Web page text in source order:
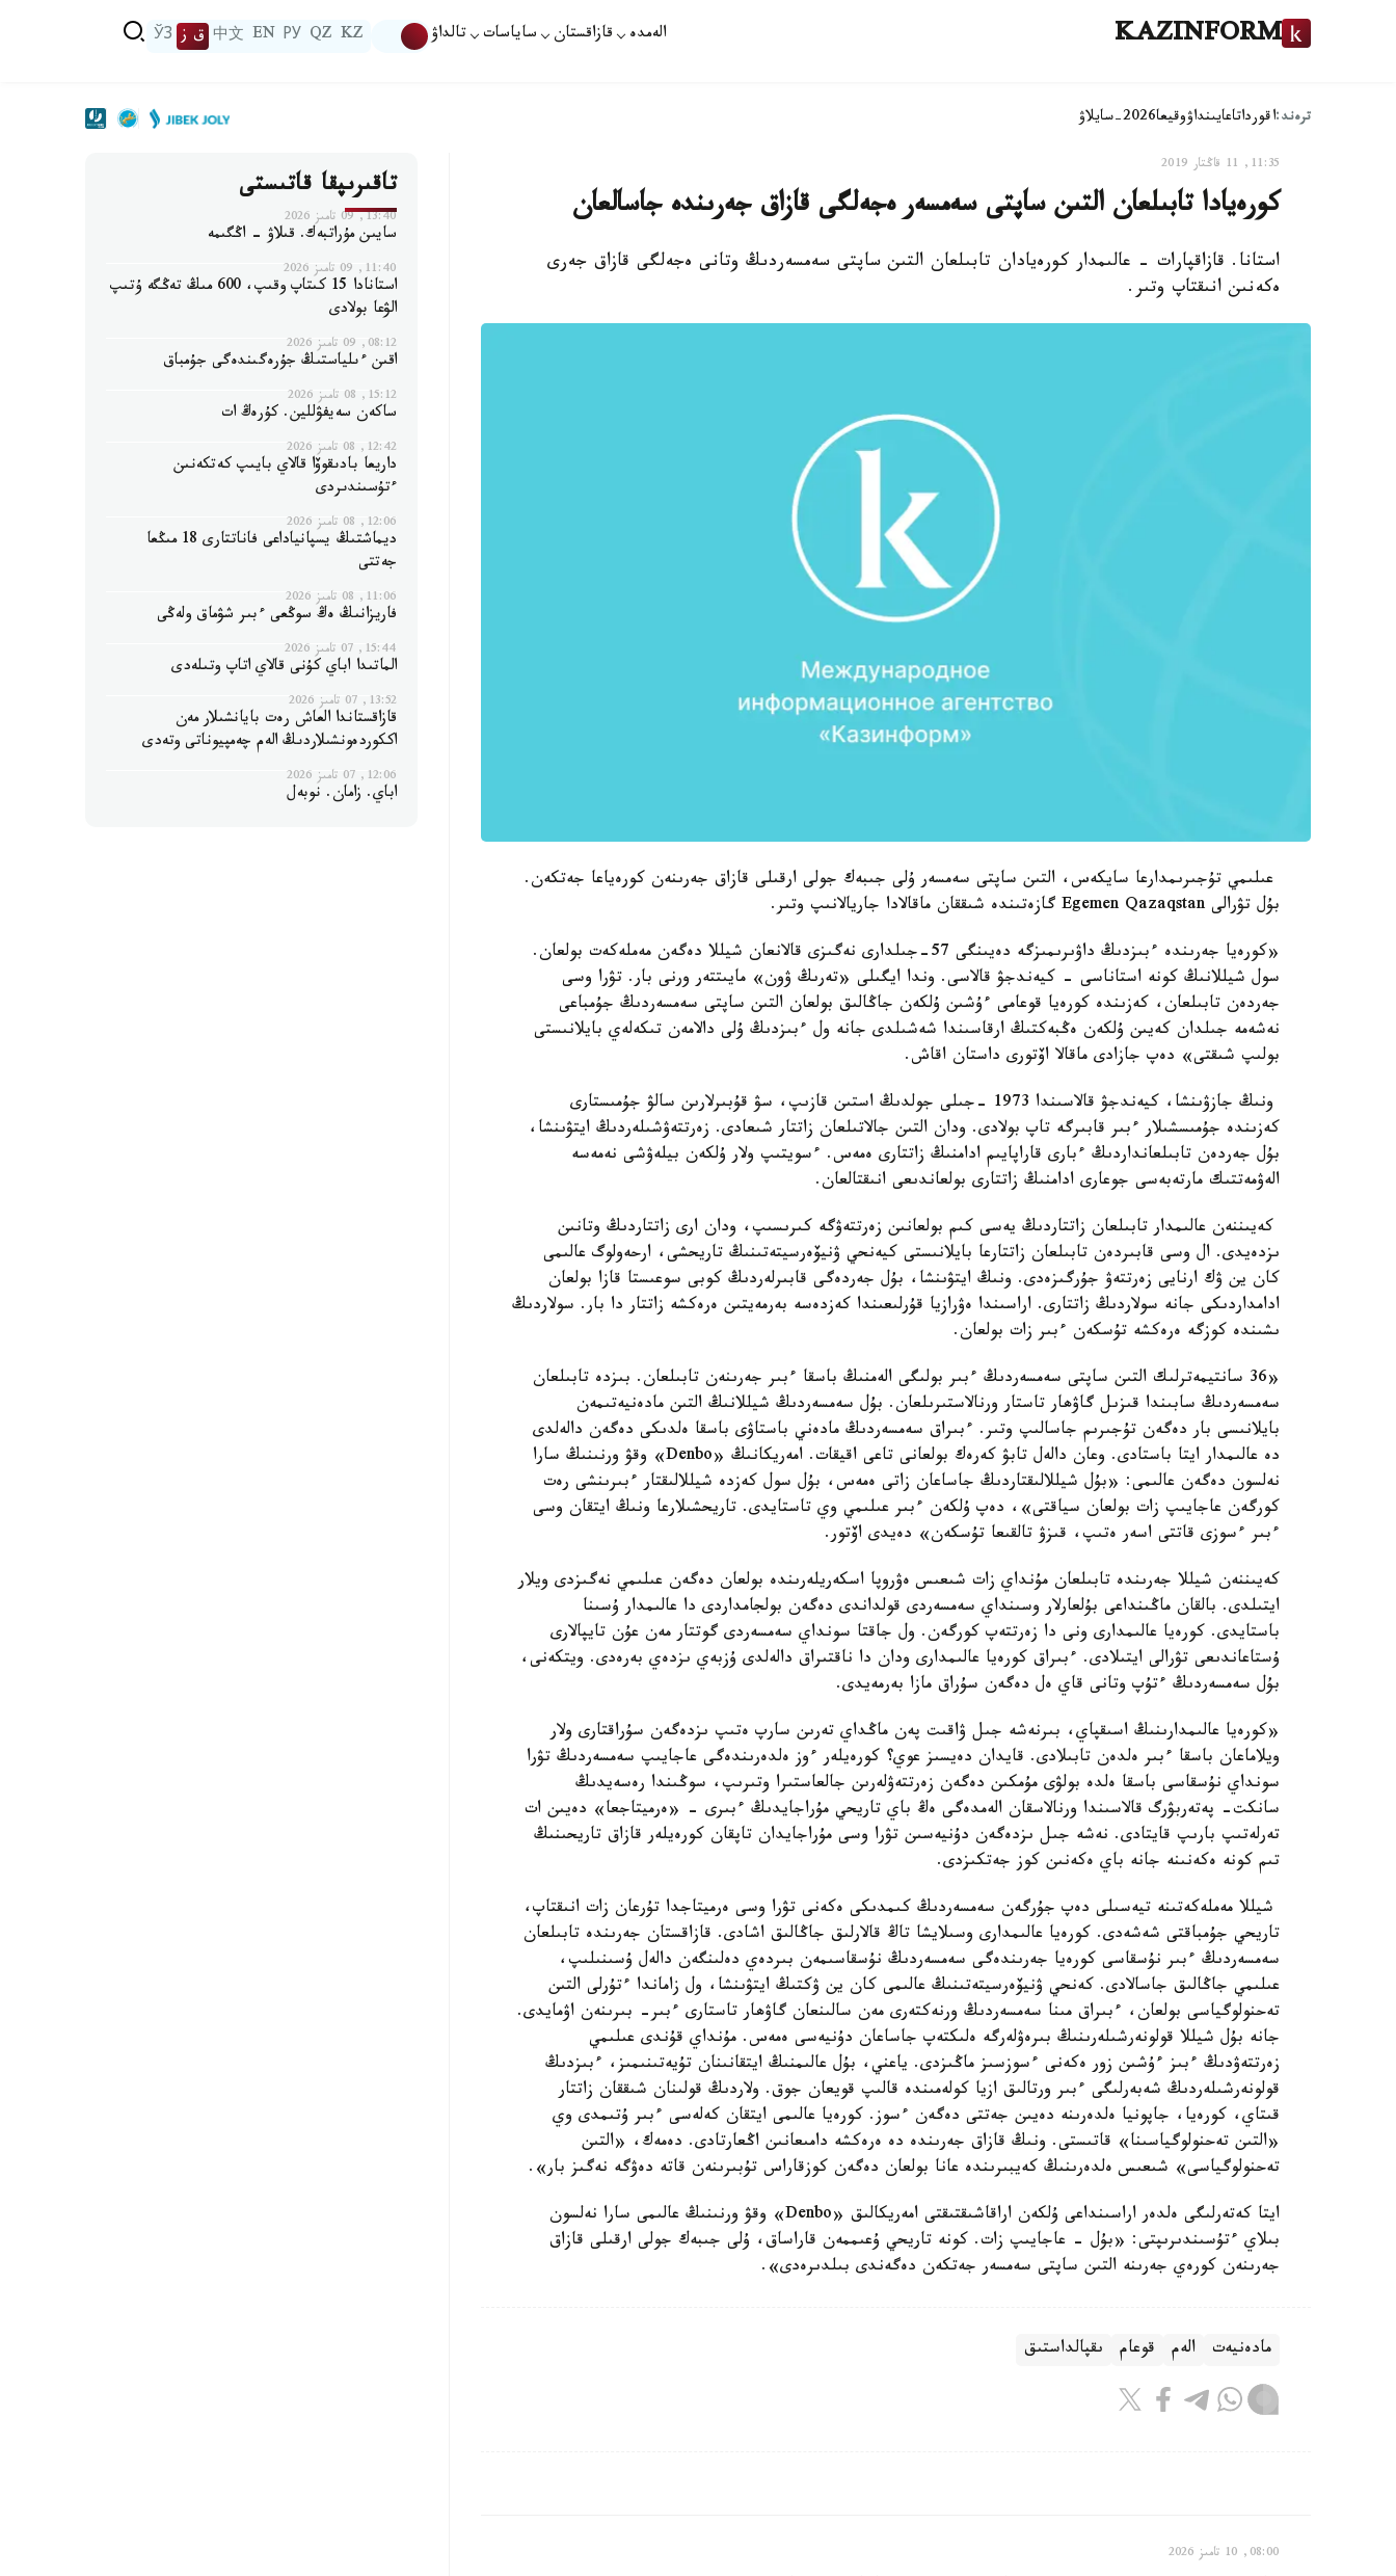
KAZINFORM الەمدە قازاقستان ساياسات تالداۋ KZ
QZ
РУ
EN
中文 ق ز ЎЗ
ترەند:اقورداتاعايىنداۋوقيعا2026-سايلاۋ
11:35, 11 قاڭتار 2019
كورەيادا تابىلعان التىن ساپتى سەمسەر ەجەلگى قازاق جەرىندە جاسالعان
استانا. قازاقپارات - عالىمدار كورەيادان تابىلعان التىن ساپتى سەمسەردىڭ وتانى ەجەلگى قازاق جەرى
ەكەنىن انىقتاپ وتىر.
عىلىمي تۇجىرىمدارعا سايكەس، التىن ساپتى سەمسەر ۇلى جىبەك جولى ارقىلى قازاق جەرىنەن كورەياعا جەتكەن.
بۇل تۋرالى Egemen Qazaqstan گازەتىندە شىققان ماقالادا جاريالانىپ وتىر.
«كورەيا جەرىندە ءبىزدىڭ داۋىرىمىزگە دەيىنگى 57-جىلدارى نەگىزى قالانعان شيللا دەگەن مەملەكەت بولعان.
سول شيللانىڭ كونە استاناسى - كيەندجۋ قالاسى. وندا ايگىلى «تەرىڭ ۋون» مايىتتەر ورنى بار. تۋرا وسى
جەردەن تابىلعان، كەزىندە كورەيا قوعامى ءۇشىن ۇلكەن جاڭالىق بولعان التىن ساپتى سەمسەردىڭ جۇمباعى
نەشەمە جىلدان كەيىن ۇلكەن ەڭبەكتىڭ ارقاسىندا شەشىلدى جانە ول ءبىزدىڭ ۇلى دالامەن تىكەلەي بايلانىستى
بولىپ شىقتى» دەپ جازادى ماقالا اۆتورى داستان اقاش.
ونىڭ جازۋىنشا، كيەندجۋ قالاسىندا 1973 -جىلى جولدىڭ استىن قازىپ، سۋ قۇبىرلارىن سالۋ جۇمىستارى
كەزىندە جۇمىسشىلار ءبىر قابىرگە تاپ بولادى. ودان التىن جالاتىلعان زاتتار شىعادى. زەرتتەۋشىلەردىڭ ايتۋىنشا،
بۇل جەردەن تابىلعانداردىڭ ءبارى قاراپايىم ادامنىڭ زاتتارى ەمەس. ءسويتىپ ولار ۇلكەن بيلەۋشى نەمەسە
الەۋمەتتىك مارتەبەسى جوعارى ادامنىڭ زاتتارى بولعاندىعى انىقتالعان.
كەيىننەن عالىمدار تابىلعان زاتتاردىڭ يەسى كىم بولعانىن زەرتتەۋگە كىرىسىپ، ودان ارى زاتتاردىڭ وتانىن
ىزدەيدى. ال وسى قابىردەن تابىلعان زاتتارعا بايلانىستى كيەنحي ۋنيۆەرسيتەتىنىڭ تاريحشى، ارحەولوگ عالىمى
كان ين ۋك ارنايى زەرتتەۋ جۇرگىزەدى. ونىڭ ايتۋىنشا، بۇل جەردەگى قابىرلەردىڭ كوبى سوعىستا قازا بولعان
ادامداردىكى جانە سولاردىڭ زاتتارى. اراسىندا ەۋرازيا قۇرلىعىندا كەزدەسە بەرمەيتىن ەرەكشە زاتتار دا بار. سولاردىڭ
ىشىندە كوزگە ەرەكشە تۇسكەن ءبىر زات بولعان.
«36 سانتيمەترلىك التىن ساپتى سەمسەردىڭ ءبىر بولىگى الەمنىڭ باسقا ءبىر جەرىنەن تابىلعان. بىزدە تابىلعان
سەمسەردىڭ سابىندا قىزىل گاۋھار تاستار ورنالاستىرىلعان. بۇل سەمسەردىڭ شيللانىڭ التىن مادەنيەتىمەن
بايلانىسى بار دەگەن تۇجىرىم جاسالىپ وتىر. ءبىراق سەمسەردىڭ مادەني باستاۋى باسقا ەلدىكى دەگەن دالەلدى
دە عالىمدار ايتا باستادى. وعان دالەل تابۋ كەرەك بولعانى تاعى اقيقات. امەريكانىڭ «Denbo» وقۋ ورنىنىڭ سارا
نەلسون دەگەن عالىمى: «بۇل شيللالىقتاردىڭ جاساعان زاتى ەمەس، بۇل سول كەزدە شيللالىقتار ءبىرىنشى رەت
كورگەن عاجايىپ زات بولعان سياقتى»، دەپ ۇلكەن ءبىر عىلىمي وي تاستايدى. تاريحشىلارعا ونىڭ ايتقان وسى
ءبىر ءسوزى قاتتى اسەر ەتىپ، قىزۋ تالقىعا تۇسكەن» دەيدى اۆتور.
كەيىننەن شيللا جەرىندە تابىلعان مۇنداي زات شىعىس ەۋروپا اسكەريلەرىندە بولعان دەگەن عىلىمي نەگىزدى ويلار
ايتىلدى. بالقان ماڭىنداعى بۇلعارلار وسىنداي سەمسەردى قولداندى دەگەن بولجامداردى دا عالىمدار ۇسىنا
باستايدى. كورەيا عالىمدارى ونى دا زەرتتەپ كورگەن. ول جاقتا سونداي سەمسەردى گوتتار مەن عۇن تايپالارى
ۇستاعاندىعى تۋرالى ايتىلادى. ءبىراق كورەيا عالىمدارى ودان دا ناقتىراق دالەلدى ۇزبەي ىزدەي بەرەدى. ويتكەنى،
بۇل سەمسەردىڭ ءتۇپ وتانى قاي ەل دەگەن سۇراق مازا بەرمەيدى.
«كورەيا عالىمدارىنىڭ اسىقپاي، بىرنەشە جىل ۋاقىت پەن ماڭداي تەرىن سارپ ەتىپ ىزدەگەن سۇراقتارى ولار
ويلاماعان باسقا ءبىر ەلدەن تابىلادى. قايدان دەيسىز عوي؟ كورەيلەر ءوز ەلدەرىندەگى عاجايىپ سەمسەردىڭ تۋرا
سونداي نۇسقاسى باسقا ەلدە بولۋى مۇمكىن دەگەن زەرتتەۋلەرىن جالعاستىرا وتىرىپ، سوڭىندا رەسەيدىڭ
سانكت- پەتەربۋرگ قالاسىندا ورنالاسقان الەمدەگى ەڭ باي تاريحي مۇراجايدىڭ ءبىرى - «ەرميتاجعا» دەيىن ات
تەرلەتىپ بارىپ قايتادى. نەشە جىل ىزدەگەن دۇنيەسىن تۋرا وسى مۇراجايدان تاپقان كورەيلەر قازاق تاريحىنىڭ
تىم كونە ەكەنىنە جانە باي ەكەنىن كوز جەتكىزدى.
شيللا مەملەكەتىنە تيەسىلى دەپ جۇرگەن سەمسەردىڭ كىمدىكى ەكەنى تۋرا وسى ەرميتاجدا تۇرعان زات انىقتاپ،
تاريحي جۇمباقتى شەشەدى. كورەيا عالىمدارى وسىلايشا تاڭ قالارلىق جاڭالىق اشادى. قازاقستان جەرىندە تابىلعان
سەمسەردىڭ ءبىر نۇسقاسى كورەيا جەرىندەگى سەمسەردىڭ نۇسقاسىمەن بىردەي دەلىنگەن دالەل ۇسىنىلىپ،
عىلىمي جاڭالىق جاسالادى. كەنحي ۋنيۆەرسيتەتىنىڭ عالىمى كان ين ۋكتىڭ ايتۋىنشا، ول زاماندا ءتۇرلى التىن
تەحنولوگياسى بولعان، ءبىراق مىنا سەمسەردىڭ ورنەكتەرى مەن سالىنعان گاۋھار تاستارى ءبىر- بىرىنەن اۋمايدى.
جانە بۇل شيللا قولونەرشىلەرىنىڭ بىرەۋلەرگە ەلىكتەپ جاساعان دۇنيەسى ەمەس. مۇنداي قۇندى عىلىمي
زەرتتەۋدىڭ ءبىز ءۇشىن زور ەكەنى ءسوزسىز ماڭىزدى. ياعني، بۇل عالىمنىڭ ايتقانىنان تۇيەتىنىمىز، ءبىزدىڭ
قولونەرشىلەردىڭ شەبەرلىگى ءبىر ورتالىق ازيا كولەمىندە قالىپ قويعان جوق. ولاردىڭ قولىنان شىققان زاتتار
قىتاي، كورەيا، جاپونيا ەلدەرىنە دەيىن جەتتى دەگەن ءسوز. كورەيا عالىمى ايتقان كەلەسى ءبىر ۇتىمدى وي
«التىن تەحنولوگياسىنا» قاتىستى. ونىڭ قازاق جەرىندە دە ەرەكشە دامىعانىن اڭعارتادى. دەمەك، «التىن
تەحنولوگياسى» شىعىس ەلدەرىنىڭ كەيبىرىندە عانا بولعان دەگەن كوزقاراس تۇبىرىنەن قاتە دەۋگە نەگىز بار».
ايتا كەتەرلىگى ەلدەر اراسىنداعى ۇلكەن اراقاشىقتىقتى امەريكالىق «Denbo» وقۋ ورنىنىڭ عالىمى سارا نەلسون
بىلاي ءتۇسىندىرىپتى: «بۇل - عاجايىپ زات. كونە تاريحي ۇعىممەن قاراساق، ۇلى جىبەك جولى ارقىلى قازاق
جەرىنەن كورەي جەرىنە التىن ساپتى سەمسەر جەتكەن دەگەندى بىلدىرەدى».
مادەنيەت الەم قوعام ىقپالداستىق
08:00, 10 تامىز 2026
تاقىرىپقا قاتىستى
13:40, 09 تامىز 2026
سايىن مۇراتبەك. قىلاۋ - اڭگىمە
11:40, 09 تامىز 2026
استانادا 15 كىتاپ وقىپ، 600 مىڭ تەڭگە ۇتىپ
الۋعا بولادى
08:12, 09 تامىز 2026
اقىن ءىلياستىڭ جۇرەگىندەگى جۇمباق
15:12, 08 تامىز 2026
ساكەن سەيفۋللين. كۇرەڭ ات
12:42, 08 تامىز 2026
داريعا بادىقوۆا قالاي بايىپ كەتكەنىن
ءتۇسىندىردى
12:06, 08 تامىز 2026
ديماشتىڭ يسپانياداعى فاناتتارى 18 مىڭعا
جەتتى
11:06, 08 تامىز 2026
فاريزانىڭ ەڭ سوڭعى ءبىر شۋماق ولەڭى
15:44, 07 تامىز 2026
الماتىدا اباي كۇنى قالاي اتاپ وتىلەدى
13:52, 07 تامىز 2026
قازاقستاندا العاش رەت بايانشىلار مەن
اككوردەونشىلاردىڭ الەم چەمپيوناتى وتەدى
12:06, 07 تامىز 2026
اباي. زامان. نوبەل